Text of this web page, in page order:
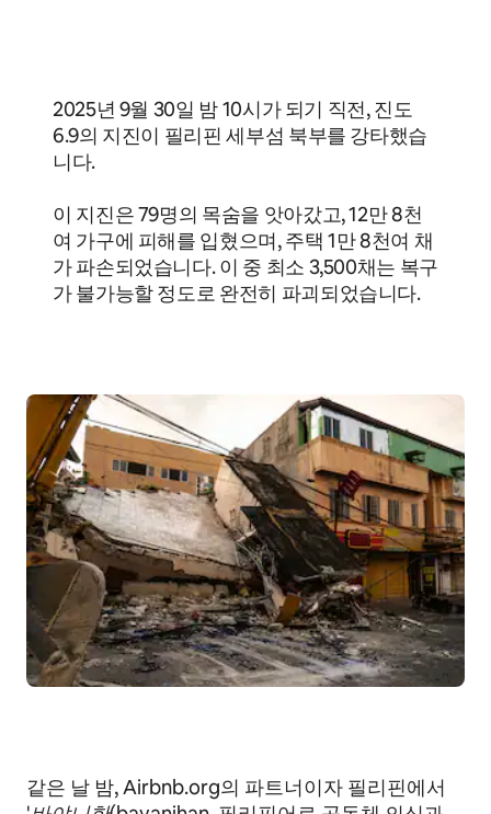
2025년 9월 30일 밤 10시가 되기 직전, 진도
6.9의 지진이 필리핀 세부섬 북부를 강타했습
니다.
이 지진은 79명의 목숨을 앗아갔고, 12만 8천
여 가구에 피해를 입혔으며, 주택 1만 8천여 채
가 파손되었습니다. 이 중 최소 3,500채는 복구
가 불가능할 정도로 완전히 파괴되었습니다.
같은 날 밤, Airbnb.org의 파트너이자 필리핀에서